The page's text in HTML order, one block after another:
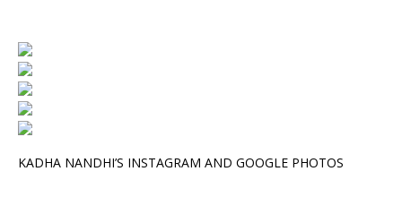
KADHA NANDHI’S INSTAGRAM AND GOOGLE PHOTOS